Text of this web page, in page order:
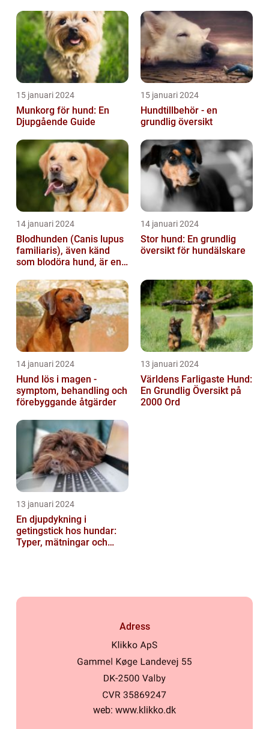
15 januari 2024
Munkorg för hund: En
Djupgående Guide
15 januari 2024
Hundtillbehör - en
grundlig översikt
14 januari 2024
Blodhunden (Canis lupus
familiaris), även känd
som blodöra hund, är en
kara...
14 januari 2024
Stor hund: En grundlig
översikt för hundälskare
14 januari 2024
Hund lös i magen -
symptom, behandling och
förebyggande åtgärder
13 januari 2024
Världens Farligaste Hund:
En Grundlig Översikt på
2000 Ord
13 januari 2024
En djupdykning i
getingstick hos hundar:
Typer, mätningar och
Adress
web: www.klikko.dk